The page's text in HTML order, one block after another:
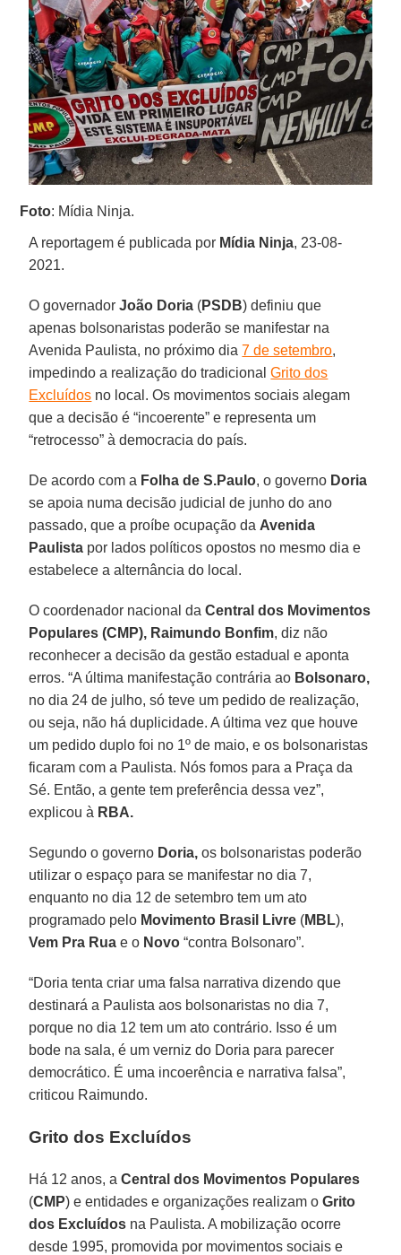
Foto: Mídia Ninja.
A reportagem é publicada por Mídia Ninja, 23-08-
2021.
O governadorJoão Doria (PSDB) definiu que
apenas bolsonaristas poderão se manifestar na
Avenida Paulista, no próximo dia7 de setembro,
impedindo a realização do tradicionalGrito dos
Excluídos no local. Os movimentos sociais alegam
que a decisão é “incoerente” e representa um
“retrocesso” à democracia do país.
De acordo com a Folha de S.Paulo, o governo Doria
se apoia numa decisão judicial de junho do ano
passado, que a proíbe ocupação da Avenida
Paulista por lados políticos opostos no mesmo dia e
estabelece a alternância do local.
O coordenador nacional daCentral dos Movimentos
Populares (CMP), Raimundo Bonfim, diz não
reconhecer a decisão da gestão estadual e aponta
erros. “A última manifestação contrária ao Bolsonaro,
no dia 24 de julho, só teve um pedido de realização,
ou seja, não há duplicidade. A última vez que houve
um pedido duplo foi no 1º de maio, e os bolsonaristas
ficaram com a Paulista. Nós fomos para a Praça da
Sé. Então, a gente tem preferência dessa vez”,
explicou à RBA.
Segundo o governo Doria, os bolsonaristas poderão
utilizar o espaço para se manifestar no dia 7,
enquanto no dia 12 de setembro tem um ato
programado pelo Movimento Brasil Livre (MBL),
Vem Pra Rua e o Novo “contra Bolsonaro”.
“Doria tenta criar uma falsa narrativa dizendo que
destinará a Paulista aos bolsonaristas no dia 7,
porque no dia 12 tem um ato contrário. Isso é um
bode na sala, é um verniz do Doria para parecer
democrático. É uma incoerência e narrativa falsa”,
criticou Raimundo.
Grito dos Excluídos
Há 12 anos, aCentral dos Movimentos Populares
(CMP) e entidades e organizações realizam oGrito
dos Excluídos na Paulista. A mobilização ocorre
desde 1995, promovida por movimentos sociais e